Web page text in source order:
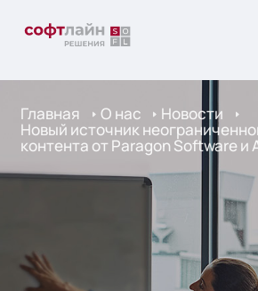
Главная О нас Новости
Новый источник
контента от Paragon Software и